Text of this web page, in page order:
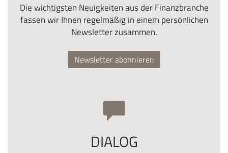
Die wichtigsten Neuigkeiten aus der Finanzbranche
fassen wir Ihnen regelmäßig in einem persönlichen
Newsletter zusammen.
Newsletter abonnieren
DIALOG